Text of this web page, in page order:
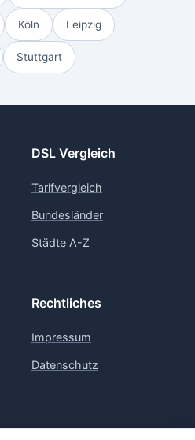
Köln Leipzig
Stuttgart
DSL Vergleich
Tarifvergleich
Bundesländer
Städte A-Z
Rechtliches
Impressum
Datenschutz